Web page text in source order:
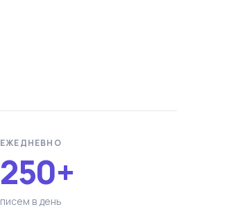
ЕЖЕДНЕВНО
250+
писем в день